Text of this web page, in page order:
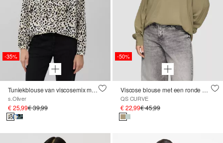
-35%
Tuniekblouse van viscosemix met all-over print
s.Oliver
€ 25,99€ 39,99
-50%
Viscose blouse met een ronde halslijn
QS CURVE
€ 22,99€ 45,99